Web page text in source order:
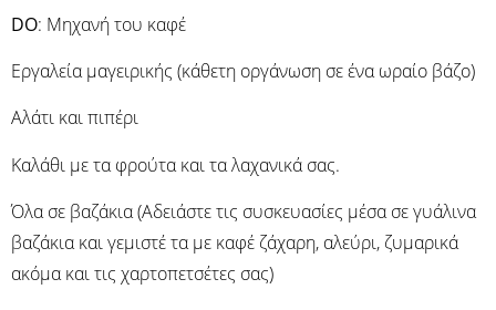
DO: Μηχανή του καφέ
Εργαλεία μαγειρικής (κάθετη οργάνωση σε ένα ωραίο βάζο)
Αλάτι και πιπέρι
Καλάθι με τα φρούτα και τα λαχανικά σας.
Όλα σε βαζάκια (Αδειάστε τις συσκευασίες μέσα σε γυάλινα
βαζάκια και γεμιστέ τα με καφέ ζάχαρη, αλεύρι, ζυμαρικά
ακόμα και τις χαρτοπετσέτες σας)